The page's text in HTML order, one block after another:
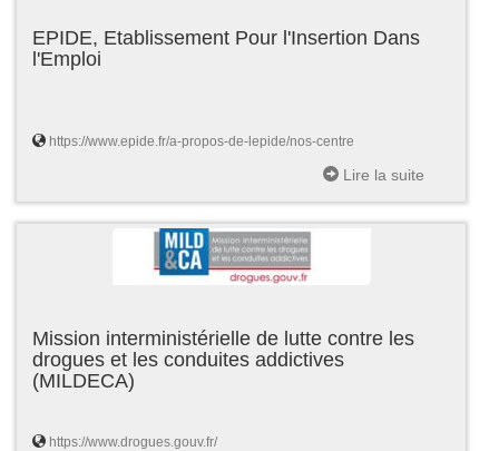
EPIDE, Etablissement Pour l'Insertion Dans
l'Emploi
https://www.epide.fr/a-propos-de-lepide/nos-centre
Lire la suite
Mission interministérielle de lutte contre les
drogues et les conduites addictives
(MILDECA)
https://www.drogues.gouv.fr/